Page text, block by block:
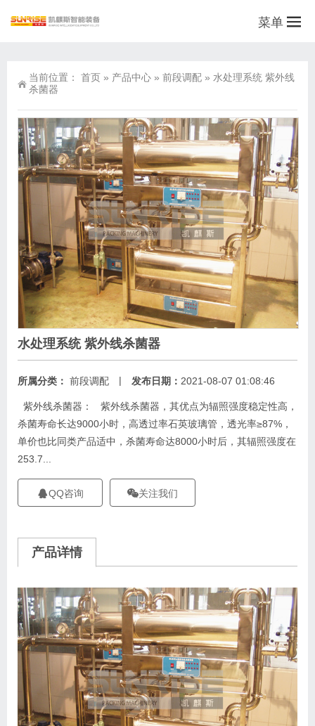
菜单
当前位置： 首页 » 产品中心 » 前段调配 » 水处理系统 紫外线
杀菌器
水处理系统 紫外线杀菌器
所属分类： 前段调配 | 发布日期： 2021-08-07 01:08:46
紫外线杀菌器： 紫外线杀菌器，其优点为辐照强度稳定性高，
杀菌寿命长达9000小时，高透过率石英玻璃管，透光率≥87%，
单价也比同类产品适中，杀菌寿命达8000小时后，其辐照强度在
253.7...
QQ咨询 关注我们
产品详情